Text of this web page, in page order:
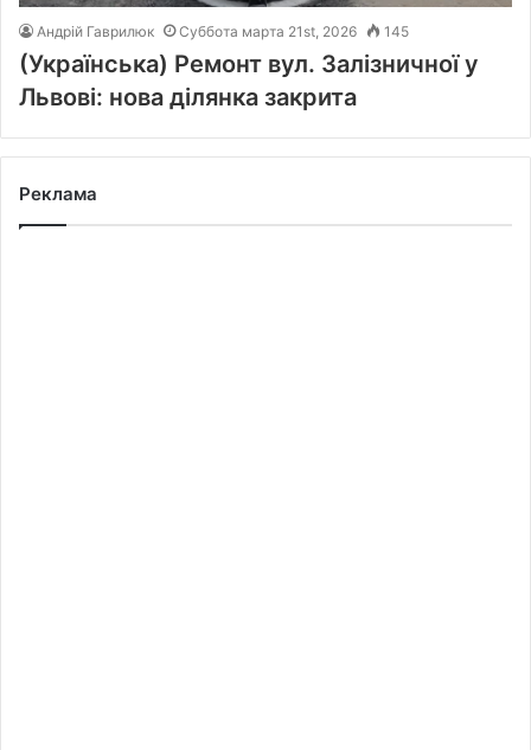
Андрій Гаврилюк Суббота марта 21st, 2026 145
(Українська) Ремонт вул. Залізничної у
Львові: нова ділянка закрита
Реклама